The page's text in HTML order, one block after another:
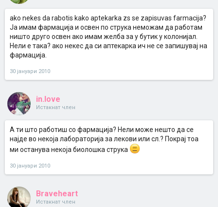
ako nekes da rabotis kako aptekarka zs se zapisuvas farmacija?
Ја имам фармација и освен по струка неможам да работам
ништо друго освен ако имам желба за у бутик у колонијал.
Нели е така? ако некес да си аптекарка ич не се запишувај на
фармација.
30 јануари 2010
in.love
Истакнат член
А ти што работиш со фармација? Нели може нешто да се
најде во некоја лабораторија за лекови или сл.? Покрај тоа
ми останува некоја биолошка струка
30 јануари 2010
Braveheart
Истакнат член